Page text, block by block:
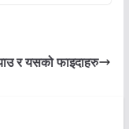
र यसको फाइदाहरु